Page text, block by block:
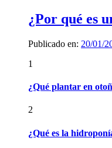
¿Por qué es
Publicado en: 20/01/
1
¿Qué plantar en
2
¿Qué es la